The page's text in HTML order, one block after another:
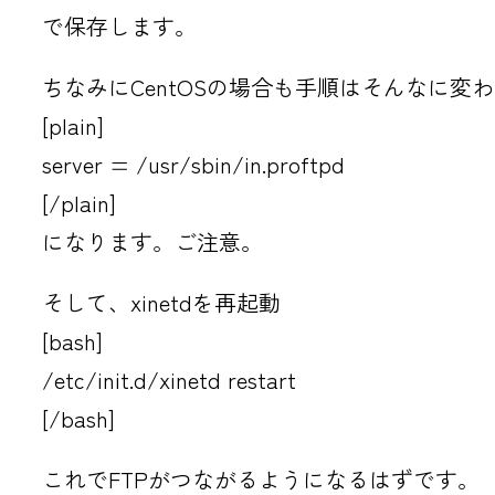
で保存します。
ちなみにCentOSの場合も手順はそんなに変わ
[plain]
server = /usr/sbin/in.proftpd
[/plain]
になります。ご注意。
そして、xinetdを再起動
[bash]
/etc/init.d/xinetd restart
[/bash]
これでFTPがつながるようになるはずです。